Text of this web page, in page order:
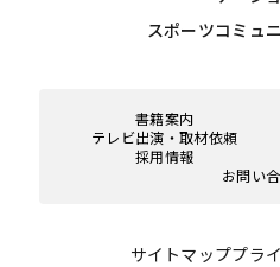
スポーツコミュ
書籍案内
テレビ出演・取材依頼
採用情報
お問い
サイトマッププラ